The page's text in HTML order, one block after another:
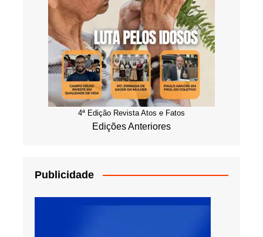
4ª Edição Revista Atos e Fatos
Edições Anteriores
Publicidade